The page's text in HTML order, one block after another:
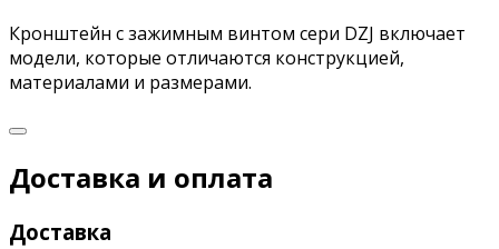
Кронштейн с зажимным винтом сери DZJ включает
модели, которые отличаются конструкцией,
материалами и размерами.
Доставка и оплата
Доставка